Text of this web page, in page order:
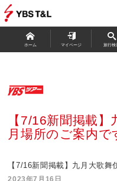
ホーム マイページ 旅行検
【7/16新聞掲載
月場所のご案内で
【7/16新聞掲載】九月大歌舞
2023年7月16日